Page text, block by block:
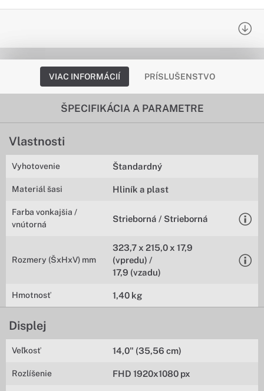
VIAC INFORMÁCIÍ PRÍSLUŠENSTVO
ŠPECIFIKÁCIA A PARAMETRE
Vlastnosti
Vyhotovenie Štandardný
Materiál šasi Hliník a plast
Farba vonkajšia /
vnútorná
Strieborná / Strieborná
Rozmery (ŠxHxV) mm
323,7 x 215,0 x 17,9
(vpredu) /
17,9 (vzadu)
Hmotnosť 1,40 kg
Displej
Veľkosť 14,0" (35,56 cm)
Rozlíšenie FHD 1920x1080 px